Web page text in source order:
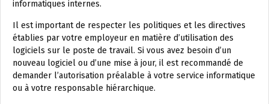
informatiques internes.
Il est important de respecter les politiques et les directives
établies par votre employeur en matière d’utilisation des
logiciels sur le poste de travail. Si vous avez besoin d’un
nouveau logiciel ou d’une mise à jour, il est recommandé de
demander l’autorisation préalable à votre service informatique
ou à votre responsable hiérarchique.